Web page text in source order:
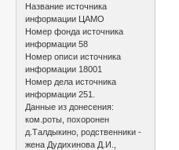
Название источника
информации ЦАМО
Номер фонда источника
информации 58
Номер описи источника
информации 18001
Номер дела источника
информации 251.
Данные из донесения:
ком.роты, похоронен
д.Талдыкино, родственники -
жена Дудихинова Д.И.,